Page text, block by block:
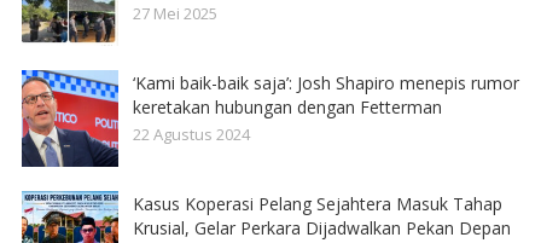
27 Mei 2025
‘Kami baik-baik saja’: Josh Shapiro menepis rumor
keretakan hubungan dengan Fetterman
22 Agustus 2024
Kasus Koperasi Pelang Sejahtera Masuk Tahap
Krusial, Gelar Perkara Dijadwalkan Pekan Depan